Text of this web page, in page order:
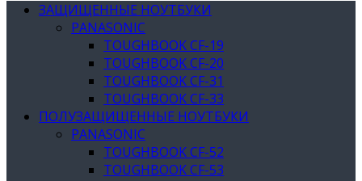
ЗАЩИЩЕННЫЕ НОУТБУКИ
PANASONIC
TOUGHBOOK CF-19
TOUGHBOOK CF-20
TOUGHBOOK CF-31
TOUGHBOOK CF-33
ПОЛУЗАЩИЩЕННЫЕ НОУТБУКИ
PANASONIC
TOUGHBOOK CF-52
TOUGHBOOK CF-53